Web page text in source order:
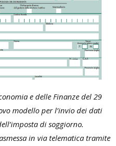
e delle Finanze del 29
modello per l’invio dei dati
di soggiorno.
in via telematica tramite